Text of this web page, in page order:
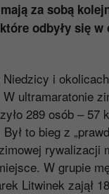
za sobą
odbyły się
i
ultramaratonie
289 osób –
to bieg z
W grupie
Litwinek zajął